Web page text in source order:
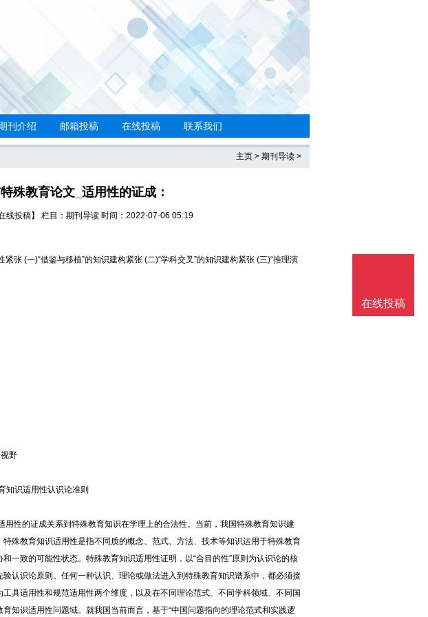
刊介绍 邮箱投稿 在线投稿 联系我们
主页 > 期刊导读 >
殊教育论文_适用性的证成：
线投稿】 栏目： 期刊导读 时间：2022-07-06 05:19
张 (一)“借鉴与移植”的知识建构紧张 (二)“学科交叉”的知识建构紧张 (三)“推理演
野
知识适用性认识论准则
性的证成关系到特殊教育知识在学理上的合法性。当前，我国特殊教育知识建
殊教育知识适用性是指不同质的概念、范式、方法、技术等知识运用于特殊教育
一致的可能性状态。特殊教育知识适用性证明，以“合目的性”原则为认识论的核
认识论原则。任何一种认识、理论或做法进入到特殊教育知识谱系中，都必须接
具适用性和规范适用性两个维度，以及在不同理论范式、不同学科领域、不同国
知识适用性问题域。就我国当前而言，基于“中国问题指向的理论范式和实践逻
在线投稿